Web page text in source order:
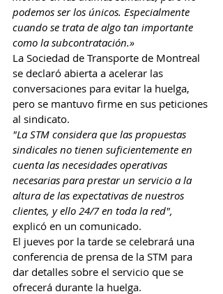
podemos ser los únicos. Especialmente
cuando se trata de algo tan importante
como la subcontratación.»
La Sociedad de Transporte de Montreal
se declaró abierta a acelerar las
conversaciones para evitar la huelga,
pero se mantuvo firme en sus peticiones
al sindicato.
"La STM considera que las propuestas
sindicales no tienen suficientemente en
cuenta las necesidades operativas
necesarias para prestar un servicio a la
altura de las expectativas de nuestros
clientes, y ello 24/7 en toda la red",
explicó en un comunicado.
El jueves por la tarde se celebrará una
conferencia de prensa de la STM para
dar detalles sobre el servicio que se
ofrecerá durante la huelga.